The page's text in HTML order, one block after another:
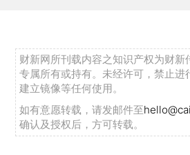
财新网所刊载内容之知识产权为财新
专属所有或持有。未经许可，禁止进
建立镜像等任何使用。
如有意愿转载，请发邮件至
确认及授权后，方可转载。